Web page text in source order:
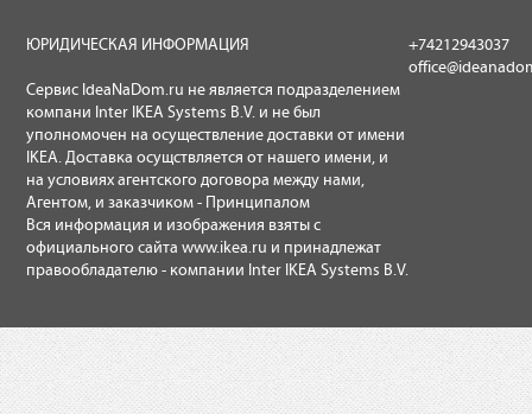
ЮРИДИЧЕСКАЯ ИНФОРМАЦИЯ
Сервис IdeaNaDom.ru не является подразделением
компани Inter IKEA Systems B.V. и не был
уполномочен на осуществление доставки от имени
IKEA. Доставка осущствляется от нашего имени, и
на условиях агентского договора между нами,
Агентом, и заказчиком - Принципалом
Вся информация и изображения взяты с
официального сайта www.ikea.ru и принадлежат
правообладателю - компании Inter IKEA Systems B.V.
+74212943037